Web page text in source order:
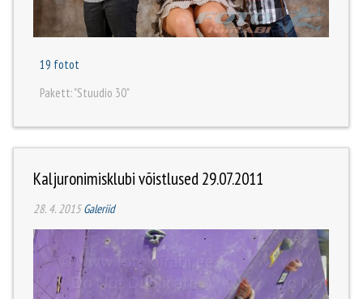
19 fotot
Pakett: "Stuudio 30"
Kaljuronimisklubi võistlused 29.07.2011
28. 4. 2015Galeriid